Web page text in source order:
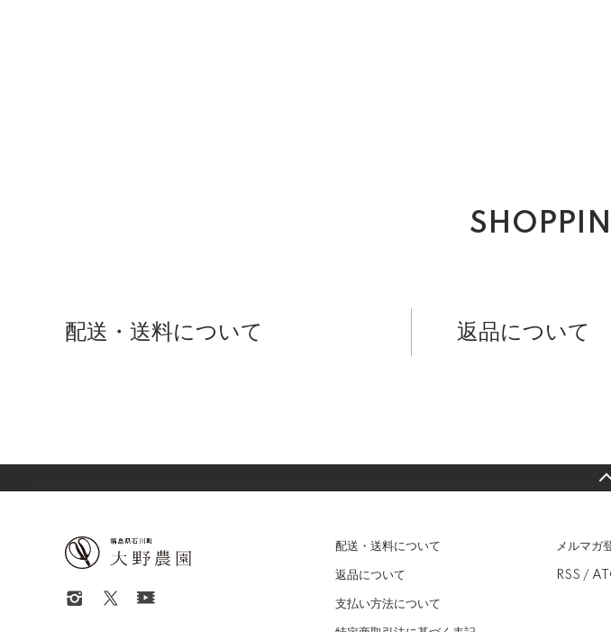
配送・送料について 返品について
配送・送料について
返品について
支払い方法について
メルマガ
RSS /